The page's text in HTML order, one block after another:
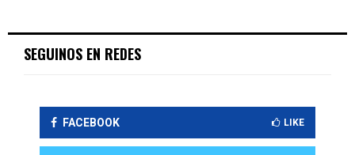
SEGUINOS EN REDES
FACEBOOK LIKE